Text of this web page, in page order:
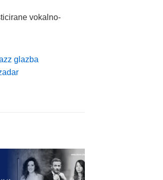
vokalno-
glazba